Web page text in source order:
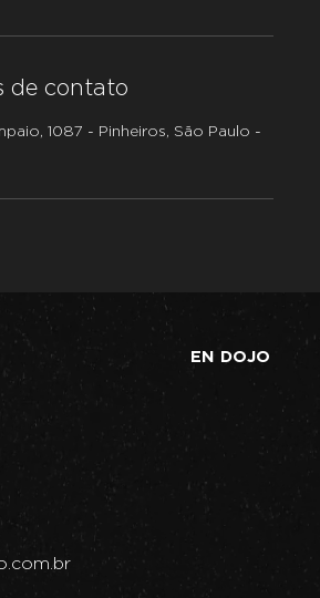
de contato
1087 - Pinheiros, São Paulo -
EN DOJO